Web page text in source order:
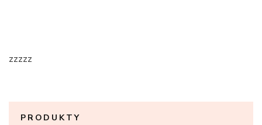
zzzzz
PRODUKTY